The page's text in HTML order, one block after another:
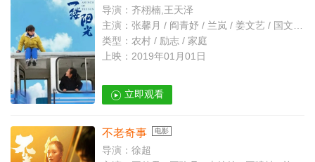
导演：齐栩楠,王天泽
主演：张馨月 / 阎青妤 / 兰岚 / 姜文艺 / 国文学 / 韩三明 / 陈友旺 / 路皓杰 / 张祎伊 / 徐攀
类型：农村 / 励志 / 家庭
上映：2019年01月01日
立即观看
不老奇事 电影
导演：徐超